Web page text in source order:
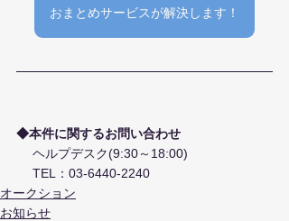
おまとめサービスが解決します！
◆本件に関するお問い合わせ
ヘルプデスク(9:30～18:00)
TEL：03-6440-2240
オークション
お知らせ